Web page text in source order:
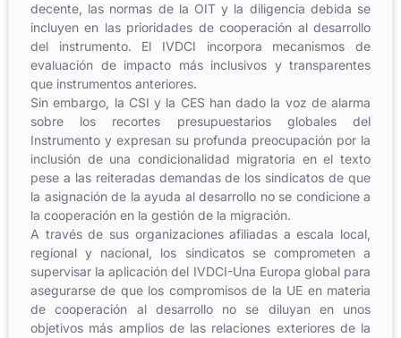
decente, las normas de la OIT y la diligencia debida se
incluyen en las prioridades de cooperación al desarrollo
del instrumento. El IVDCI incorpora mecanismos de
evaluación de impacto más inclusivos y transparentes
que instrumentos anteriores.
Sin embargo, la CSI y la CES han dado la voz de alarma
sobre los recortes presupuestarios globales del
Instrumento y expresan su profunda preocupación por la
inclusión de una condicionalidad migratoria en el texto
pese a las reiteradas demandas de los sindicatos de que
la asignación de la ayuda al desarrollo no se condicione a
la cooperación en la gestión de la migración.
A través de sus organizaciones afiliadas a escala local,
regional y nacional, los sindicatos se comprometen a
supervisar la aplicación del IVDCI-Una Europa global para
asegurarse de que los compromisos de la UE en materia
de cooperación al desarrollo no se diluyan en unos
objetivos más amplios de las relaciones exteriores de la